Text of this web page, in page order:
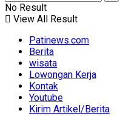
No Result
View All Result
Patinews.com
Berita
wisata
Lowongan Kerja
Kontak
Youtube
Kirim Artikel/Berita